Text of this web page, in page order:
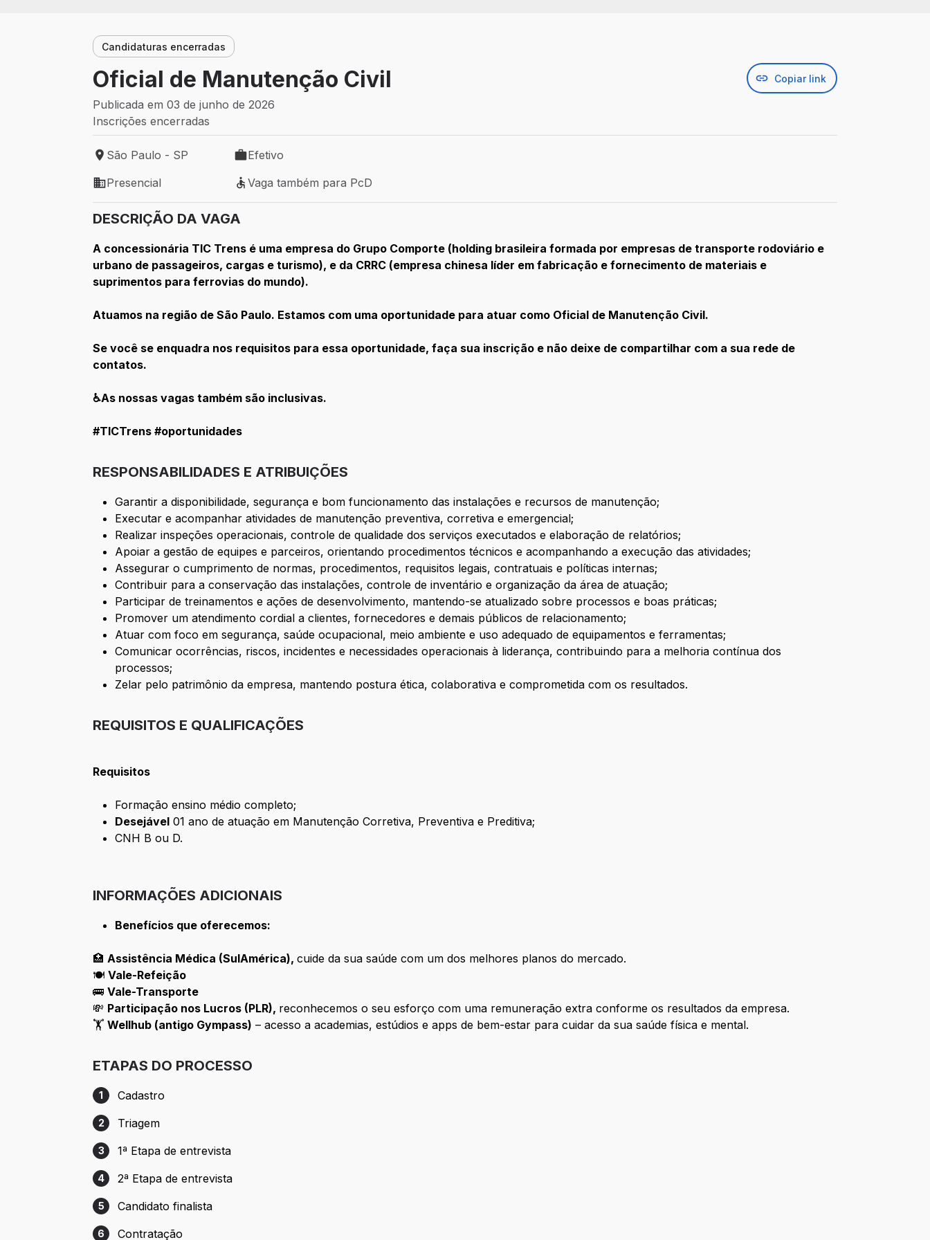
Candidaturas encerradas
Oficial de Manutenção Civil Copiar link
Publicada em 03 de junho de 2026
Inscrições encerradas
Local de trabalho: São Paulo - SP
São Paulo - SP
Tipo de vaga: Efetivo
Efetivo
Modelo de trabalho: Presencial
Presencial
Vaga também para PcD
Vaga também para PcD
DESCRIÇÃO DA VAGA
A concessionária TIC Trens é uma empresa do Grupo Comporte (holding brasileira formada por empresas de transporte rodoviário e
urbano de passageiros, cargas e turismo), e da CRRC (empresa chinesa líder em fabricação e fornecimento de materiais e
suprimentos para ferrovias do mundo).
Atuamos na região de São Paulo. Estamos com uma oportunidade para atuar como Oficial de Manutenção Civil.
Se você se enquadra nos requisitos para essa oportunidade, faça sua inscrição e não deixe de compartilhar com a sua rede de
contatos.
♿As nossas vagas também são inclusivas.
#TICTrens #oportunidades
RESPONSABILIDADES E ATRIBUIÇÕES
Garantir a disponibilidade, segurança e bom funcionamento das instalações e recursos de manutenção;
Executar e acompanhar atividades de manutenção preventiva, corretiva e emergencial;
Realizar inspeções operacionais, controle de qualidade dos serviços executados e elaboração de relatórios;
Apoiar a gestão de equipes e parceiros, orientando procedimentos técnicos e acompanhando a execução das atividades;
Assegurar o cumprimento de normas, procedimentos, requisitos legais, contratuais e políticas internas;
Contribuir para a conservação das instalações, controle de inventário e organização da área de atuação;
Participar de treinamentos e ações de desenvolvimento, mantendo-se atualizado sobre processos e boas práticas;
Promover um atendimento cordial a clientes, fornecedores e demais públicos de relacionamento;
Atuar com foco em segurança, saúde ocupacional, meio ambiente e uso adequado de equipamentos e ferramentas;
Comunicar ocorrências, riscos, incidentes e necessidades operacionais à liderança, contribuindo para a melhoria contínua dos
processos;
Zelar pelo patrimônio da empresa, mantendo postura ética, colaborativa e comprometida com os resultados.
REQUISITOS E QUALIFICAÇÕES
Requisitos
Formaçãoensino médio completo;
Desejável 01 ano de atuação em Manutenção Corretiva, Preventiva e Preditiva;
CNH B ou D.
INFORMAÇÕES ADICIONAIS
Benefícios que oferecemos:
🏥Assistência Médica (SulAmérica),cuide da sua saúde com um dos melhores planos do mercado.
🍽️Vale-Refeição
🚌Vale-Transporte
💸 Participação nos Lucros (PLR), reconhecemos o seu esforço com uma remuneração extra conforme os resultados da empresa.
🏋️Wellhub (antigo Gympass) – acesso a academias, estúdios e apps de bem-estar para cuidar da sua saúde física e mental.
ETAPAS DO PROCESSO
Etapa 1: Cadastro
1 Cadastro
Etapa 2: Triagem
2 Triagem
Etapa 3: 1ª Etapa de entrevista
3 1ª Etapa de entrevista
Etapa 4: 2ª Etapa de entrevista
4 2ª Etapa de entrevista
Etapa 5: Candidato finalista
5 Candidato finalista
6 Contratação